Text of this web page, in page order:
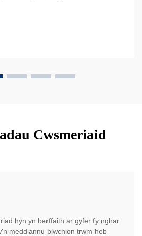
Cwsmeriaid
hyn yn berffaith ar gyfer fy nghar
meddiannu blwchion trwm heb